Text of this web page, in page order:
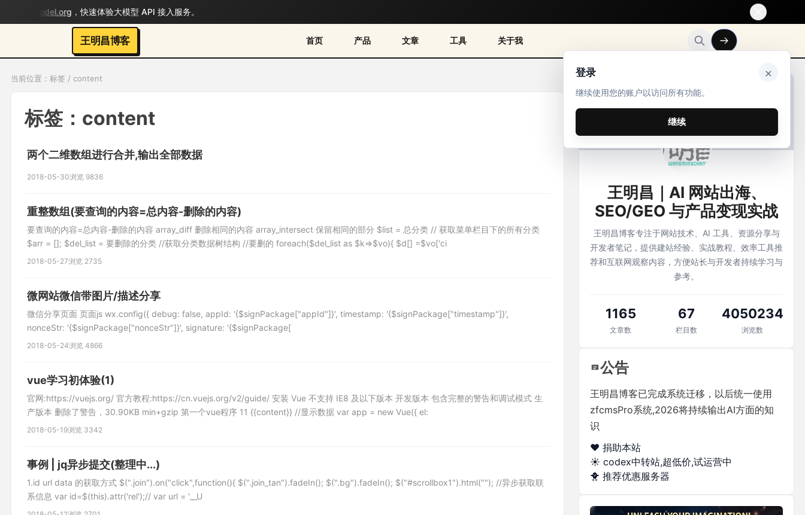
登录 ×
继续使用您的账户以访问所有功能。
继续
，快速体验大模型 API 接入服务。
王明昌博客 首页 产品 文章 工具 关于我
当前位置：标签 / content
标签：content
两个二维数组进行合并,输出全部数据
2018-05-30浏览 9836
重整数组(要查询的内容=总内容-删除的内容)
要查询的内容=总内容-删除的内容 array_diff 删除相同的内容 array_intersect 保留相同的部分 $list = 总分类 // 获取菜单栏目下的所有分类
$arr = []; $del_list = 要删除的分类 //获取分类数据树结构 //要删的 foreach($del_list as $k=>$vo){ $d[] =$vo['ci
2018-05-27浏览 2735
微网站微信带图片/描述分享
微信分享页面 页面js wx.config({ debug: false, appId: '{$signPackage["appId"]}', timestamp: '{$signPackage["timestamp"]}',
nonceStr: '{$signPackage["nonceStr"]}', signature: '{$signPackage[
2018-05-24浏览 4866
vue学习初体验(1)
官网:https://vuejs.org/ 官方教程:https://cn.vuejs.org/v2/guide/ 安装 Vue 不支持 IE8 及以下版本 开发版本 包含完整的警告和调试模式 生
产版本 删除了警告，30.90KB min+gzip 第一个vue程序 11 {{content}} //显示数据 var app = new Vue({ el:
2018-05-19浏览 3342
事例 | jq异步提交(整理中...)
1.id url data 的获取方式 $(".join").on("click",function(){ $(".join_tan").fadeIn(); $(".bg").fadeIn(); $("#scrollbox1").html(""); //异步获取联
系信息 var id=$(this).attr('rel');// var url = '__U
王明昌｜AI 网站出海、
SEO/GEO 与产品变现实战
王明昌博客专注于网站技术、AI 工具、资源分享与
开发者笔记，提供建站经验、实战教程、效率工具推
荐和互联网观察内容，方便站长与开发者持续学习与
参考。
1165
文章数
67
栏目数
4050234
浏览数
公告
王明昌博客已完成系统迁移，以后统一使用
zfcmsPro系统,2026将持续输出AI方面的知
识
❤️ 捐助本站
☀️ codex中转站,超低价,试运营中
🐥 推荐优惠服务器